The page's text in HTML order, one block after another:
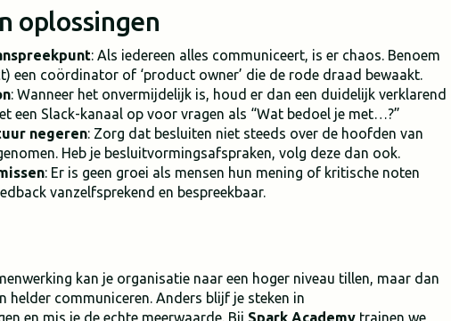
oplossingen
: Als iedereen alles communiceert, is er chaos. Benoem
een coördinator of ‘product owner’ die de rode draad bewaakt.
: Wanneer het onvermijdelijk is, houd er dan een duidelijk verklarend
een Slack-kanaal op voor vragen als “Wat bedoel je met…?”
negeren: Zorg dat besluiten niet steeds over de hoofden van
Heb je besluitvormingsafspraken, volg deze dan ook.
: Er is geen groei als mensen hun mening of kritische noten
vanzelfsprekend en bespreekbaar.
kan je organisatie naar een hoger niveau tillen, maar dan
helder communiceren. Anders blijf je steken in
en mis je de echte meerwaarde. Bij Spark Academy trainen we